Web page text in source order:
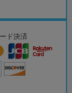
ド決済